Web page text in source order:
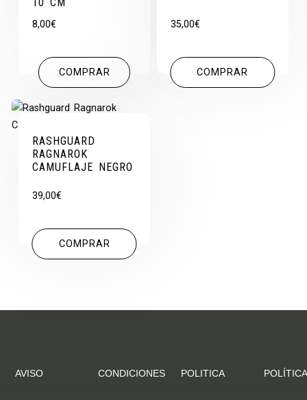
8,00€
COMPRAR
35,00€
COMPRAR
RASHGUARD
RAGNAROK
CAMUFLAJE NEGRO
39,00€
COMPRAR
AVISO
CONDICIONES
POLITICA
POLÍTICA